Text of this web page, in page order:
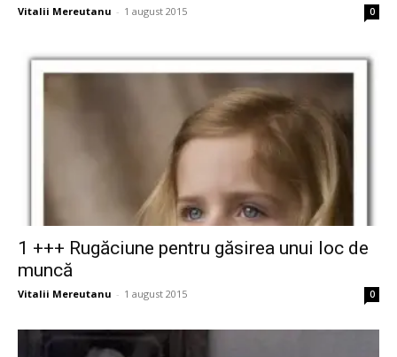
Vitalii Mereutanu - 1 august 2015 0
1 +++ Rugăciune pentru găsirea unui loc de
muncă
Vitalii Mereutanu - 1 august 2015 0